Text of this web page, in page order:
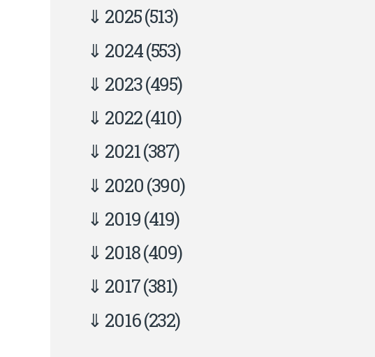
2025(513)
2024(553)
2023(495)
2022(410)
2021(387)
2020(390)
2019(419)
2018(409)
2017(381)
2016(232)